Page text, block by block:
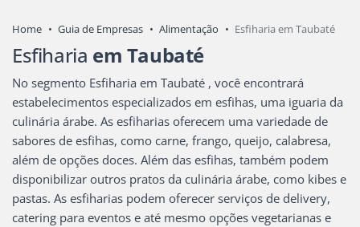
Home Guia de Empresas Alimentação Esfiharia em Taubaté
Esfiharia em Taubaté
No segmento Esfiharia em Taubaté , você encontrará
estabelecimentos especializados em esfihas, uma iguaria da
culinária árabe. As esfiharias oferecem uma variedade de
sabores de esfihas, como carne, frango, queijo, calabresa,
além de opções doces. Além das esfihas, também podem
disponibilizar outros pratos da culinária árabe, como kibes e
pastas. As esfiharias podem oferecer serviços de delivery,
catering para eventos e até mesmo opções vegetarianas e